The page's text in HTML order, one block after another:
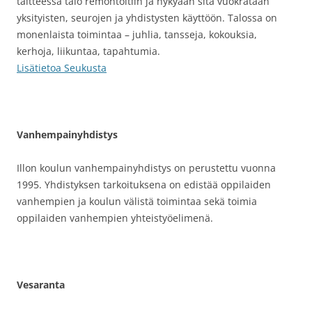
yksityisten, seurojen ja yhdistysten käyttöön. Talossa on
monenlaista toimintaa – juhlia, tansseja, kokouksia,
kerhoja, liikuntaa, tapahtumia.
Lisätietoa Seukusta
Vanhempainyhdistys
Illon koulun vanhempainyhdistys on perustettu vuonna
1995. Yhdistyksen tarkoituksena on edistää oppilaiden
vanhempien ja koulun välistä toimintaa sekä toimia
oppilaiden vanhempien yhteistyöelimenä.
Vesaranta